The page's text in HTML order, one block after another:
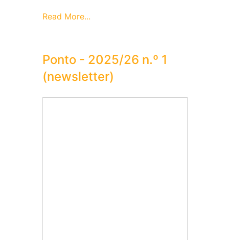
Read More...
Ponto - 2025/26 n.º 1
(newsletter)